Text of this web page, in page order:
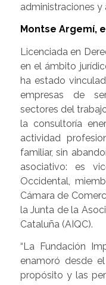
administraciones y
Montse Argemí,
Licenciada en
en el ámbito
ha estado
empresas de
sectores del
la consultoría
actividad
familiar, sin
asociativo: es
Occidental,
Cámara de
la Junta de la
Cataluña (AIQC).
“La Fundación
enamoró desde
propósito y las